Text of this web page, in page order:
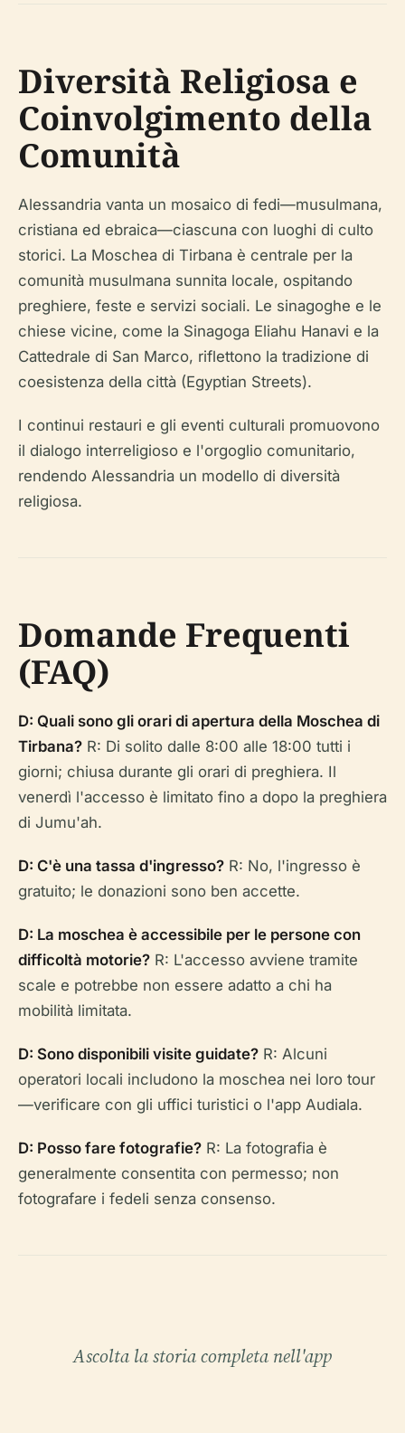
Diversità Religiosa e
Coinvolgimento della
Comunità
Alessandria vanta un mosaico di fedi—musulmana,
cristiana ed ebraica—ciascuna con luoghi di culto
storici. La Moschea di Tirbana è centrale per la
comunità musulmana sunnita locale, ospitando
preghiere, feste e servizi sociali. Le sinagoghe e le
chiese vicine, come la Sinagoga Eliahu Hanavi e la
Cattedrale di San Marco, riflettono la tradizione di
coesistenza della città (Egyptian Streets).
I continui restauri e gli eventi culturali promuovono
il dialogo interreligioso e l'orgoglio comunitario,
rendendo Alessandria un modello di diversità
religiosa.
Domande Frequenti
(FAQ)
D: Quali sono gli orari di apertura della Moschea di
Tirbana? R: Di solito dalle 8:00 alle 18:00 tutti i
giorni; chiusa durante gli orari di preghiera. Il
venerdì l'accesso è limitato fino a dopo la preghiera
di Jumu'ah.
D: C'è una tassa d'ingresso? R: No, l'ingresso è
gratuito; le donazioni sono ben accette.
D: La moschea è accessibile per le persone con
difficoltà motorie? R: L'accesso avviene tramite
scale e potrebbe non essere adatto a chi ha
mobilità limitata.
D: Sono disponibili visite guidate? R: Alcuni
operatori locali includono la moschea nei loro tour
—verificare con gli uffici turistici o l'app Audiala.
D: Posso fare fotografie? R: La fotografia è
generalmente consentita con permesso; non
fotografare i fedeli senza consenso.
Ascolta la storia completa nell'app